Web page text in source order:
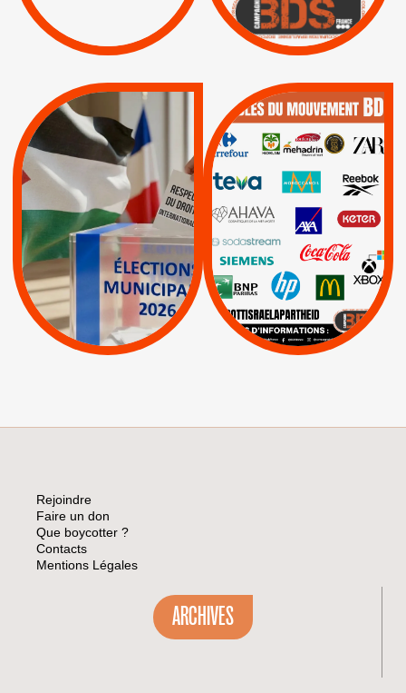
| Pétitions
Lettres d'interpellation
MUNICIPALES 2026 :
JE VOTE POUR LE
RESPECT DU DROIT
INTERNATIONAL EN
PALESTINE
APPELS | Actus |
Espaces Sans
Apartheid
| Lettres d'interpellation
QUE BOYCOTTER ?
BOYCOTT /
AXA BNP | CAF |
Carrefour | HP |
Keter |
Livres et brochures |
Mehadrin | PUMA
Sodastream |
Visuels, tracts,
affiches,...
Rejoindre
Faire un don
Que boycotter ?
Contacts
Mentions Légales
ARCHIVES